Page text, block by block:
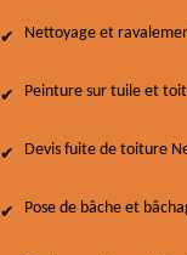
Nettoyage et
Peinture sur tuile et
Devis fuite de toiture
Pose de bâche et